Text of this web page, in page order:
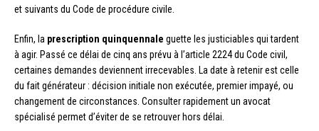
et suivants du Code de procédure civile.
Enfin, la prescription quinquennale guette les justiciables qui tardent
à agir. Passé ce délai de cinq ans prévu à l’article 2224 du Code civil,
certaines demandes deviennent irrecevables. La date à retenir est celle
du fait générateur : décision initiale non exécutée, premier impayé, ou
changement de circonstances. Consulter rapidement un avocat
spécialisé permet d’éviter de se retrouver hors délai.